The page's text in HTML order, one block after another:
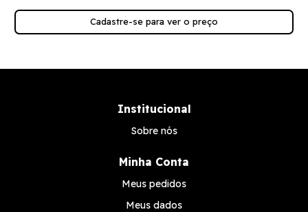
Cadastre-se para ver o preço
Institucional
Sobre nós
Minha Conta
Meus pedidos
Meus dados